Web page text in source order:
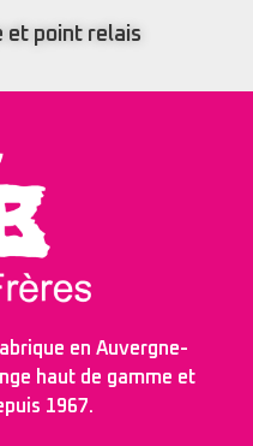
et point relais
en Auvergne-
haut de gamme et
1967.